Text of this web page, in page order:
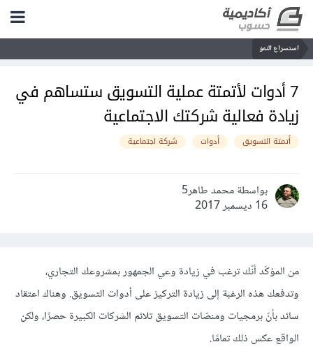
استسراع النمو
7 أدوات لأتمتة عملية التسويق ستساهم في
زيادة فعالية شركتك الاجتماعية
أتمتة التسويق أدوات شركة اجتماعية
بواسطة محمد طاهر5
16 ديسمبر 2017
من المؤكّد أنّك ترغب في زيادة وعي الجمهور بمشروعك التجاري،
وتدفعك هذه الرغبة إلى زيادة التركيز على أدوات التسويق. وهناك اعتقاد
سائد بأنّ برمجيات ومنصّات التسويق تلائم الشركات الكبيرة حصرًا، ولكن
الواقع عكس ذلك تمامًا.